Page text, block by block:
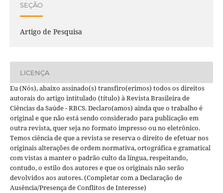
SEÇÃO
Artigo de Pesquisa
LICENÇA
Eu (Nós), abaixo assinado(s) transfiro(erimos) todos os direitos
autorais do artigo intitulado (título) à Revista Brasileira de
Ciências da Saúde - RBCS. Declaro(amos) ainda que o trabalho é
original e que não está sendo considerado para publicação em
outra revista, quer seja no formato impresso ou no eletrônico.
Temos ciência de que a revista se reserva o direito de efetuar nos
originais alterações de ordem normativa, ortográfica e gramatical
com vistas a manter o padrão culto da língua, respeitando,
contudo, o estilo dos autores e que os originais não serão
devolvidos aos autores. (Completar com a Declaração de
Ausência/Presença de Conflitos de Interesse)